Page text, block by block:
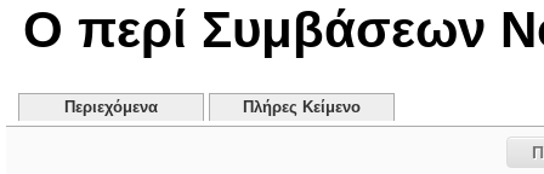
Ο περί Συμβάσεων
Περιεχόμενα Πλήρες Κείμενο